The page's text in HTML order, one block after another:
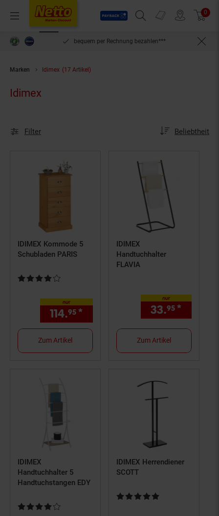
Menü
Payback
Suchfeld einblenden
Prospekte 0
bequem per Rechnung bezahlen***
Marken Idimex (17 Artikel)
Idimex
Filter Sortierung:
Beliebtheit
IDIMEX Kommode 5
Schubladen PARIS
Kundenbewertung: 4 von 5 Sternen
nur
114.95 * € Sternchen
Zum Artikel
IDIMEX
Handtuchhalter
FLAVIA
nur
33.95 *
Zum Artikel
IDIMEX
Handtuchhalter 5
Handtuchstangen EDY
Kundenbewertung: 4 von 5 Sternen
IDIMEX Herrendiener
SCOTT
Kundenbewertung: 5 von 5